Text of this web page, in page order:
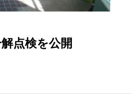
点検を公開